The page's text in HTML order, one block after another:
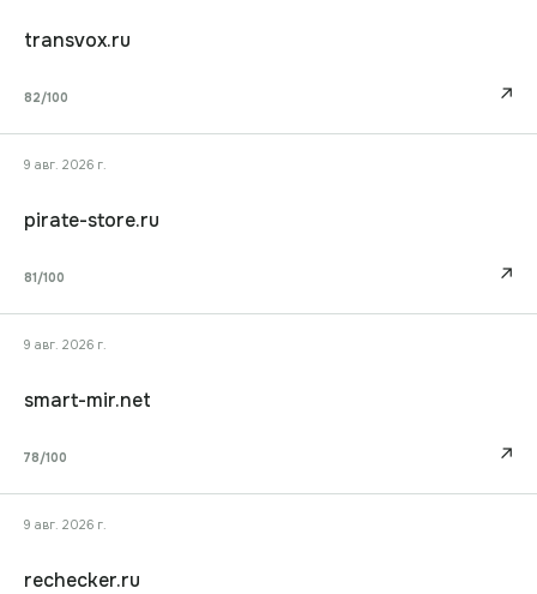
transvox.ru
82/100 ↗
9 авг. 2026 г.
pirate-store.ru
81 /100 ↗
9 авг. 2026 г.
smart-mir.net
78/100 ↗
9 авг. 2026 г.
rechecker.ru